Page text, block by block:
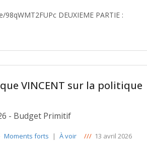
VINCENT sur la politique
- Budget Primitif
Moments forts | À voir /// 13 avril 2026